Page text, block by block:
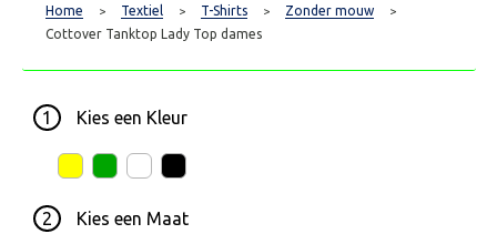
Home > Textiel > T-Shirts > Zonder mouw >
Cottover Tanktop Lady Top dames
1 Kies een Kleur
2 Kies een Maat